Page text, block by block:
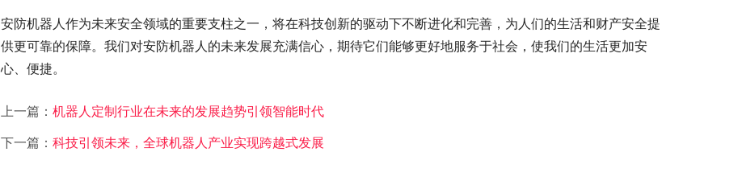
安防机器人作为未来安全领域的重要支柱之一，将在科技创新的驱动下不断进化和完善，为人们的生活和财产安全提
供更可靠的保障。我们对安防机器人的未来发展充满信心，期待它们能够更好地服务于社会，使我们的生活更加安
心、便捷。
上一篇： 机器人定制行业在未来的发展趋势引领智能时代
下一篇： 科技引领未来，全球机器人产业实现跨越式发展